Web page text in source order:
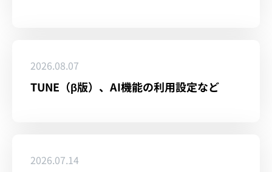
2026.08.07
TUNE（β版）、AI機能の利用設定など
2026.07.14